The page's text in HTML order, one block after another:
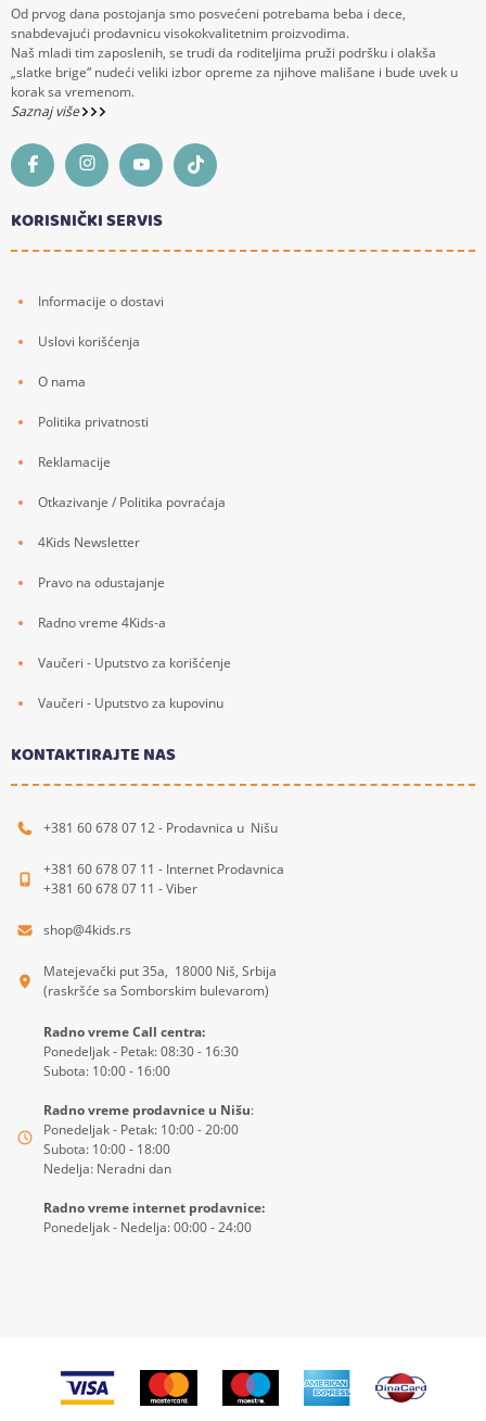
Od prvog dana postojanja smo posvećeni potrebama beba i dece,
snabdevajući prodavnicu visokokvalitetnim proizvodima.
Naš mladi tim zaposlenih, se trudi da roditeljima pruži podršku i olakša
„slatke brige“ nudeći veliki izbor opreme za njihove mališane i bude uvek u
korak sa vremenom.
Saznaj više
KORISNIČKI SERVIS
Informacije o dostavi
Uslovi korišćenja
O nama
Politika privatnosti
Reklamacije
Otkazivanje / Politika povraćaja
4Kids Newsletter
Pravo na odustajanje
Radno vreme 4Kids-a
Vaučeri - Uputstvo za korišćenje
Vaučeri - Uputstvo za kupovinu
KONTAKTIRAJTE NAS
+381 60 678 07 12 - Prodavnica u Nišu
+381 60 678 07 11 - Internet Prodavnica
+381 60 678 07 11 - Viber
shop@4kids.rs
Matejevački put 35a, 18000 Niš, Srbija
(raskršće sa Somborskim bulevarom)
Radno vreme Call centra:
Ponedeljak - Petak: 08:30 - 16:30
Subota: 10:00 - 16:00
Radno vreme prodavnice u Nišu:
Ponedeljak - Petak: 10:00 - 20:00
Subota: 10:00 - 18:00
Nedelja: Neradni dan
Radno vreme internet prodavnice:
Ponedeljak - Nedelja: 00:00 - 24:00